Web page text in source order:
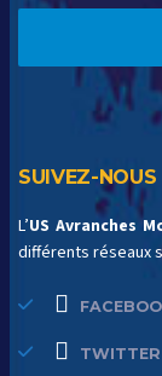
SUIVEZ-NOUS
L’US Avranches
différents réseaux
TWITTER